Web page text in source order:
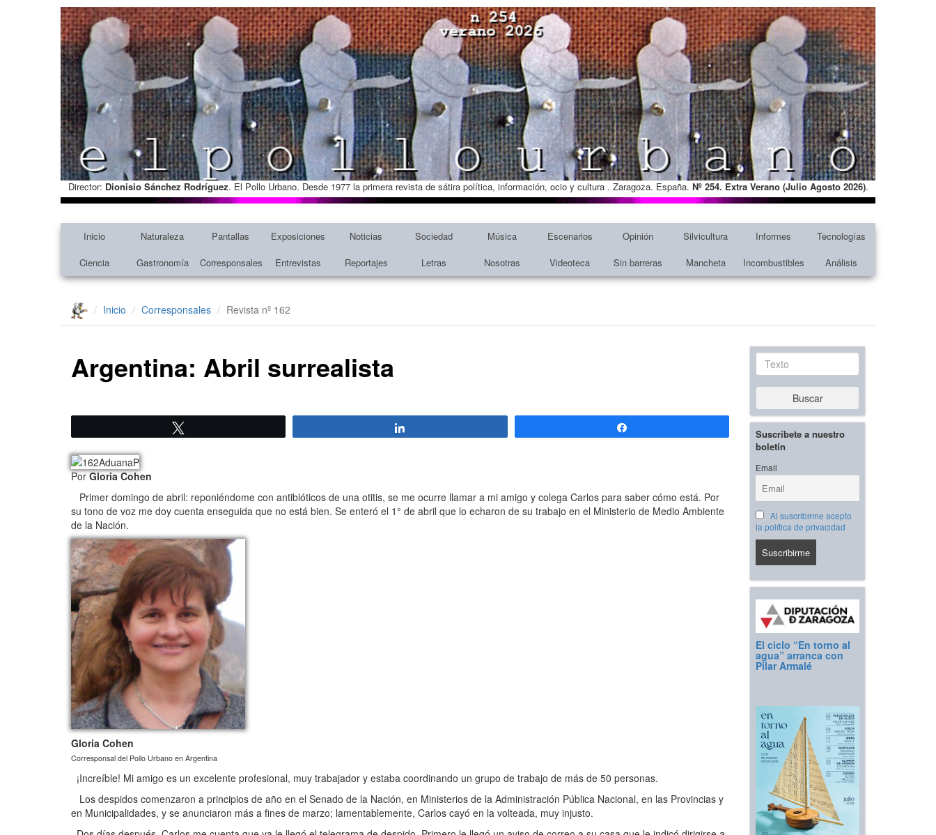
Director: Dionisio Sánchez Rodríguez. El Pollo Urbano. Desde 1977 la primera revista de sátira política, información, ocio y cultura . Zaragoza. España. Nº 254. Extra Verano (Julio Agosto 2026).
Inicio Naturaleza Pantallas Exposiciones Noticias Sociedad Música Escenarios Opinión Silvicultura Informes
Tecnologías
Ciencia
Gastronomía Corresponsales Entrevistas Reportajes Letras Nosotras Videoteca Sin barreras Mancheta Incombustibles Análisis
Inicio Corresponsales Revista nº 162
Argentina: Abril surrealista
PorGloria Cohen
Primer domingo de abril: reponiéndome con antibióticos de una otitis, se me ocurre llamar a mi amigo y colega Carlos para saber cómo está. Por
su tono de voz me doy cuenta enseguida que no está bien. Se enteró el 1° de abril que lo echaron de su trabajo en el Ministerio de Medio Ambiente
de la Nación.
Gloria Cohen
Corresponsal del Pollo Urbano en Argentina
¡Increíble! Mi amigo es un excelente profesional, muy trabajador y estaba coordinando un grupo de trabajo de más de 50 personas.
Los despidos comenzaron a principios de año en el Senado de la Nación, en Ministerios de la Administración Pública Nacional, en las Provincias y
en Municipalidades, y se anunciaron más a fines de marzo; lamentablemente, Carlos cayó en la volteada, muy injusto.
Texto
Buscar
Suscríbete a nuestro
boletín
Email
Al suscribirme acepto
la política de privacidad
El ciclo “En torno al
agua” arranca con
Pilar Armalé